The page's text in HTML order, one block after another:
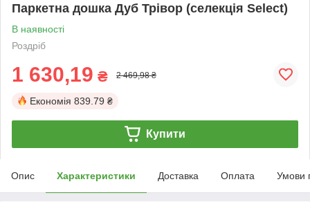
Паркетна дошка Дуб Трівор (селекція Select)
В наявності
Роздріб
1 630,19 ₴ 2 469,98 ₴
Економія 839.79 ₴
Купити
Опис Характеристики Доставка Оплата Умови